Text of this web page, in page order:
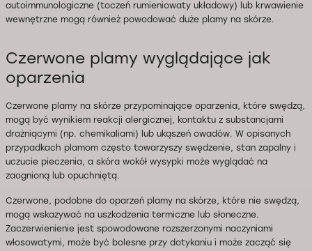
autoimmunologiczne (toczeń rumieniowaty układowy) lub krwawienie
wewnętrzne mogą również powodować duże plamy na skórze.
Czerwone plamy wyglądające jak
oparzenia
Czerwone plamy na skórze przypominające oparzenia, które swędzą,
mogą być wynikiem reakcji alergicznej, kontaktu z substancjami
drażniącymi (np. chemikaliami) lub ukąszeń owadów. W opisanych
przypadkach plamom często towarzyszy swędzenie, stan zapalny i
uczucie pieczenia, a skóra wokół wysypki może wyglądać na
zaognioną lub opuchniętą.
Czerwone, podobne do oparzeń plamy na skórze, które nie swędzą,
mogą wskazywać na uszkodzenia termiczne lub słoneczne.
Zaczerwienienie jest spowodowane rozszerzonymi naczyniami
włosowatymi, może być bolesne przy dotykaniu i może zacząć się